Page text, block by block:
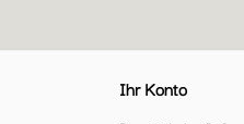
Ihr Konto